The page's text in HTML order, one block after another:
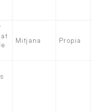
Mitjana Propia